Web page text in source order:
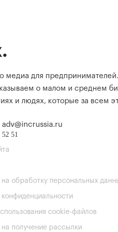
медиа для предпринимателей.
о малом и среднем
и людях, которые за всем
adv@incrussia.ru
52 51
на обработку персональных
конфиденциальности
cookie-файлов
на получение рассылки